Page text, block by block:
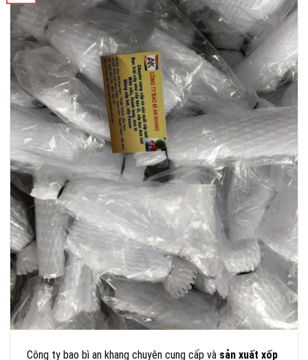
Công ty bao bì an khang chuyên cung cấp và sản xuất xốp